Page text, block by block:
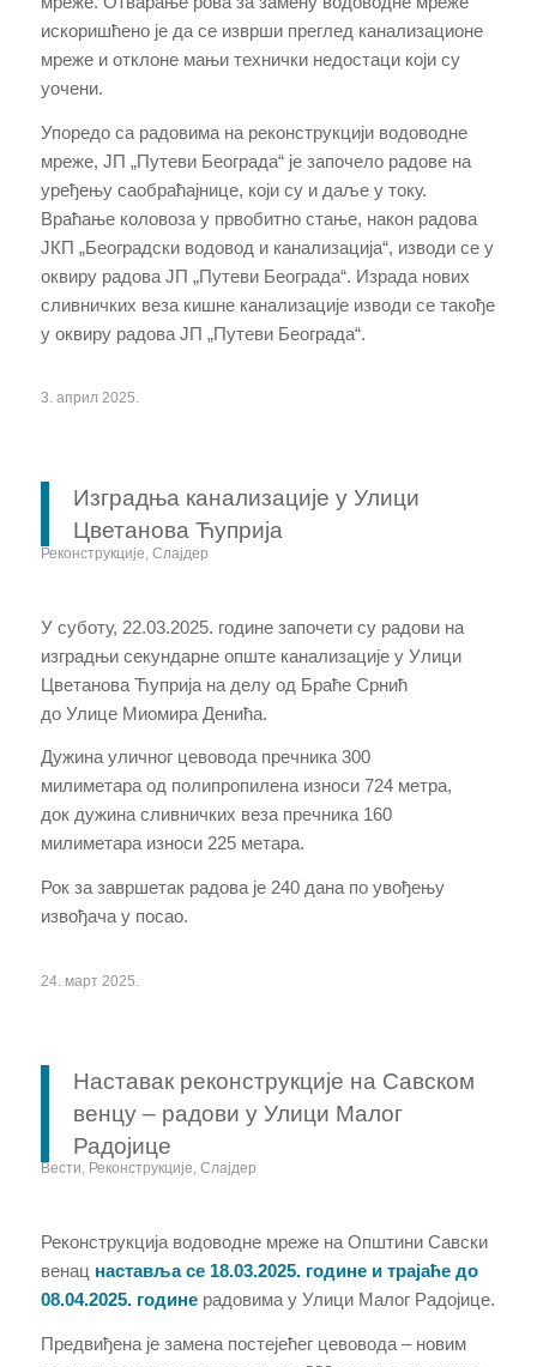
искоришћено је да се изврши преглед канализационе
мреже и отклоне мањи технички недостаци који су
уочени.
Упоредо са радовима на реконструкцији водоводне
мреже, ЈП „Путеви Београда“ је започело радове на
уређењу саобраћајнице, који су и даље у току.
Враћање коловоза у првобитно стање, након радова
ЈКП „Београдски водовод и канализација“, изводи се у
оквиру радова ЈП „Путеви Београда“. Израда нових
сливничких веза кишне канализације изводи се такође
у оквиру радова ЈП „Путеви Београда“.
3. април 2025.
Изградња канализације у Улици
Цветанова Ћуприја
Реконструкције, Слајдер
У суботу, 22.03.2025. године започети су радови на
изградњи секундарне опште канализације у Улици
Цветанова Ћуприја на делу од Браће Срнић
до Улице Миомира Денића.
Дужина уличног цевовода пречника 300
милиметараод полипропиленаизноси 724 метра,
док дужина сливничких веза пречника 160
милиметара износи 225 метара.
Рок за завршетак радова је 240 дана по увођењу
извођача у посао.
24. март 2025.
Наставак реконструкције на Савском
венцу – радови у Улици Малог
Радојице
Вести, Реконструкције, Слајдер
Реконструкција водоводне мреже на Општини Савски
венац наставља се 18.03.2025. године и трајаће до
08.04.2025. годинерадовима у Улици Малог Радојице.
Предвиђена је замена постејећег цевовода – новим